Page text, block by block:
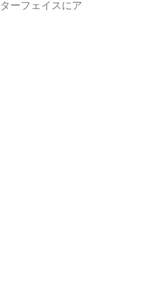
ーフェイスにア